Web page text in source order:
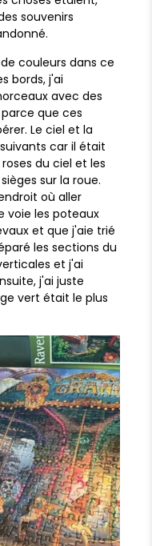
souvenirs
couleurs dans ce
bords, j'ai
avec des
que ces
Le ciel et la
car il était
du ciel et les
sur la roue.
où aller
voie les poteaux
et que j'aie trié
les sections du
et j'ai
j'ai juste
vert était le plus